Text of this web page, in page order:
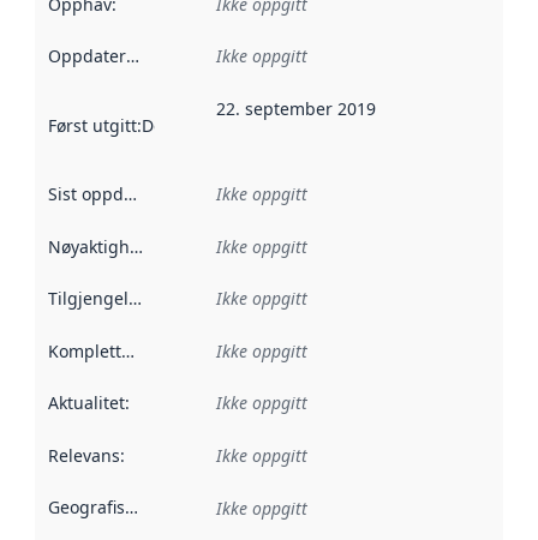
Oppdateringsfrekvens :
Ikke oppgitt
Først utgitt:Denne datoen sier når dataene i dette
22. september 2019
Sist oppdatert Ikke oppgitt
Nøyaktighet Ikke oppgitt
Tilgjengelighet Ikke oppgitt
Kompletthet Ikke oppgitt
Aktualitet: Ikke oppgitt
Relevans: Ikke oppgitt
Geografisk avgrensning :
Ikke oppgitt